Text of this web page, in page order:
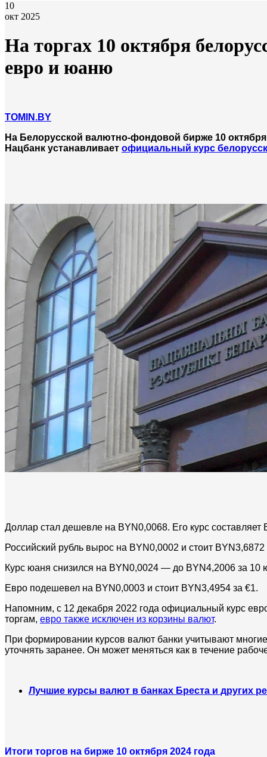
10
окт 2025
На торгах 10 октября
евро и юаню
TOMIN.BY
На Белорусской валютно-фондовой бирже 10
Нацбанк устанавливает официальный курс
Доллар стал дешевле на BYN0,0068. Его курс составляет
Российский рубль вырос на BYN0,0002 и стоит BYN3,6872
Курс юаня снизился на BYN0,0024 — до BYN4,2006 за 10
Евро подешевел на BYN0,0003 и стоит BYN3,4954 за €1.
Напомним, с 12 декабря 2022 года официальный курс
торгам, евро также исключен из корзины валют.
При формировании курсов валют банки учитывают
уточнять заранее. Он может меняться как в течение
Лучшие курсы валют в банках Бреста и других
Итоги торгов на бирже 10 октября 2024 года